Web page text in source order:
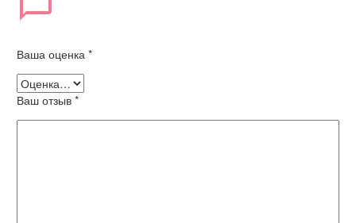
Ваша оценка *
Ваш отзыв *